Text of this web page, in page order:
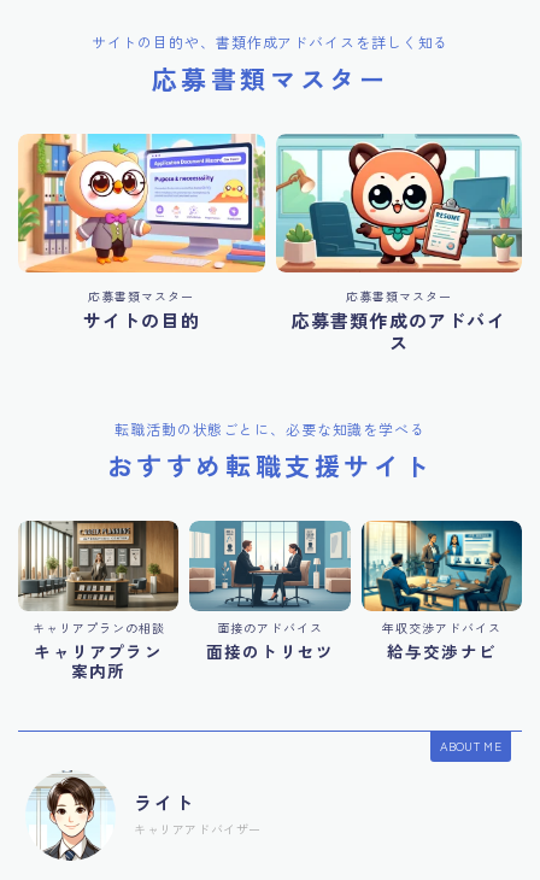
サイトの目的や、書類作成アドバイスを詳しく知る
応募書類マスター
応募書類マスター
サイトの目的
応募書類マスター
応募書類作成のアドバイ
ス
転職活動の状態ごとに、必要な知識を学べる
おすすめ転職支援サイト
キャリアプランの相談
キャリアプラン
案内所
面接のアドバイス
面接のトリセツ
年収交渉アドバイス
給与交渉ナビ
ABOUT ME
ライト
キャリアアドバイザー